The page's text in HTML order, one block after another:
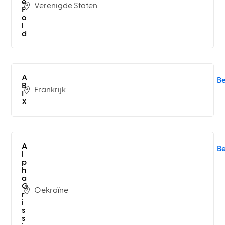
F
o
d
Verenigde Staten
A
B
X
Frankrijk
A
p
h
a
G
r
i
s
s
Oekraïne